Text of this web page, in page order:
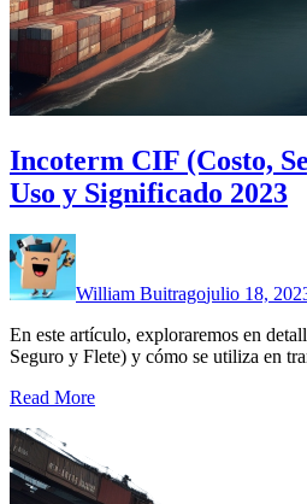
Incoterm CIF (Costo,
Uso y Significado 2023
William Buitragojulio 18,
En este artículo, exploraremos en
Seguro y Flete) y cómo se utiliza en
Read More